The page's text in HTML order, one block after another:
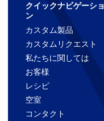
クイックナビゲーショ
ン
カスタム製品
カスタムリクエスト
私たちに関しては
お客様
レシピ
空室
コンタクト